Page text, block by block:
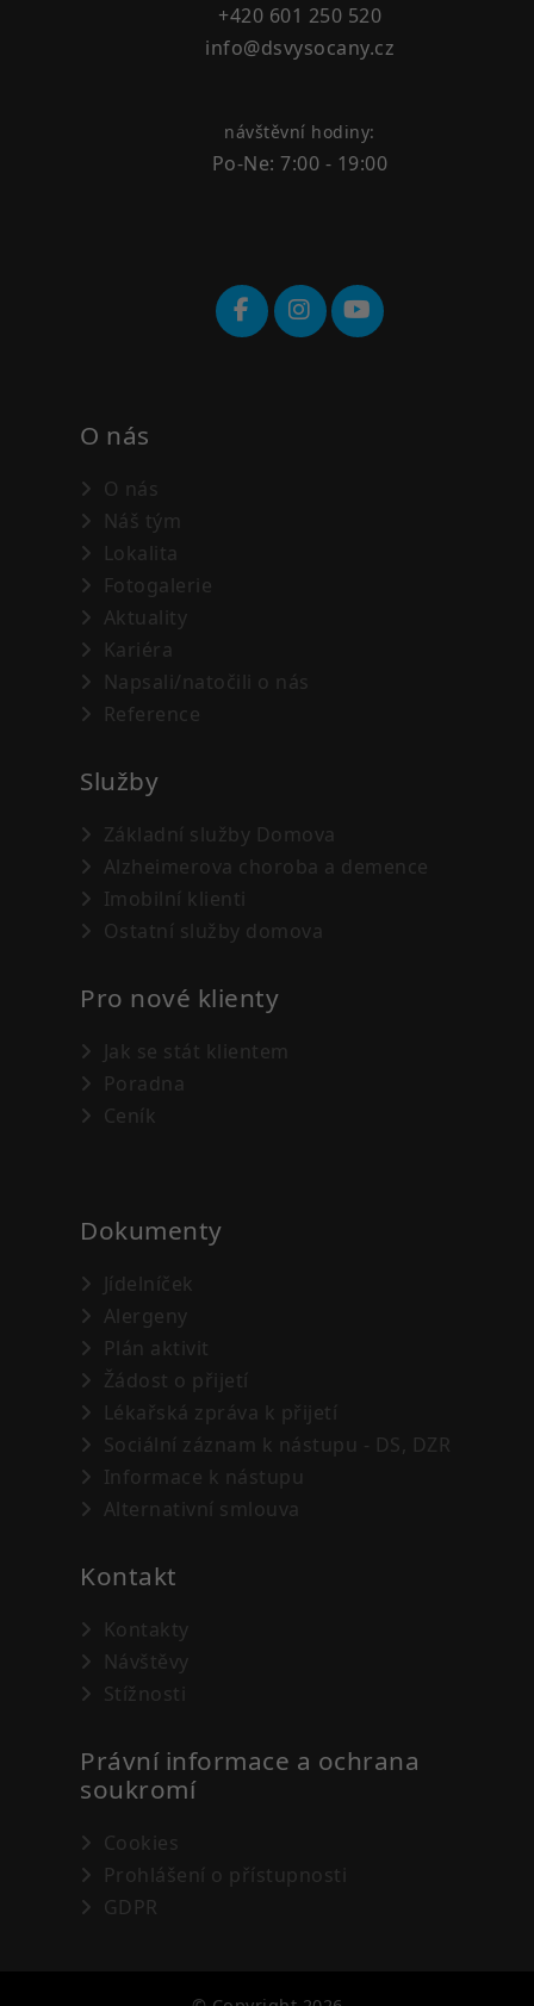
+420 601 250 520
info@dsvysocany.cz
návštěvní hodiny:
Po-Ne: 7:00 - 19:00
O nás
O nás
Náš tým
Lokalita
Fotogalerie
Aktuality
Kariéra
Napsali/natočili o nás
Reference
Služby
Základní služby Domova
Alzheimerova choroba a demence
Imobilní klienti
Ostatní služby domova
Pro nové klienty
Jak se stát klientem
Poradna
Ceník
Dokumenty
Jídelníček
Alergeny
Plán aktivit
Žádost o přijetí
Lékařská zpráva k přijetí
Sociální záznam k nástupu - DS, DZR
Informace k nástupu
Alternativní smlouva
Kontakt
Kontakty
Návštěvy
Stížnosti
Právní informace a ochrana
soukromí
Cookies
Prohlášení o přístupnosti
GDPR